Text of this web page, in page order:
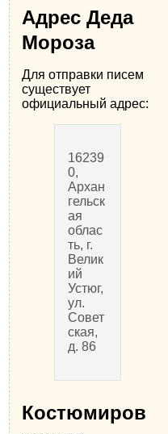
Адрес Деда
Мороза
Для отправки писем
существует
официальный адрес:
16239
0,
Архан
гельск
ая
облас
ть, г.
Велик
ий
Устюг,
ул.
Совет
ская,
д. 86
Костюмиров